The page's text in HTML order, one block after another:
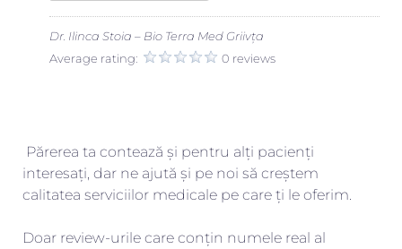
Dr. Ilinca Stoia – Bio Terra Med Griivța
Average rating:
0 reviews
Părerea ta contează și pentru alți pacienți
interesați, dar ne ajută și pe noi să creștem
calitatea serviciilor medicale pe care ți le oferim.
Doar review-urile care conțin numele real al